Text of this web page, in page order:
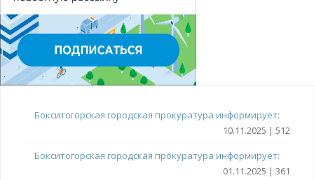
Бокситогорская городская прокуратура информирует:
10.11.2025 | 512
Бокситогорская городская прокуратура информирует:
01.11.2025 | 361